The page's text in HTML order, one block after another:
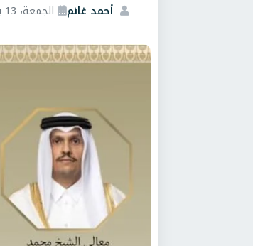
أحمد غانم الجمعة، 13 يونيو 2025 6:07 م